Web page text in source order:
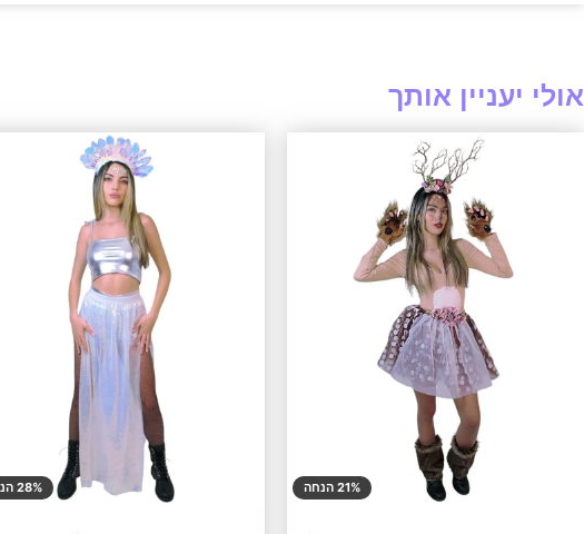
אולי יעניין אותך
21% הנחה 28% הנחה